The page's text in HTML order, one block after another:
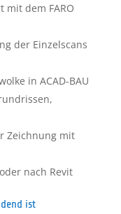
mit dem FARO
der Einzelscans
in ACAD-BAU
Zeichnung mit
nach Revit
ist